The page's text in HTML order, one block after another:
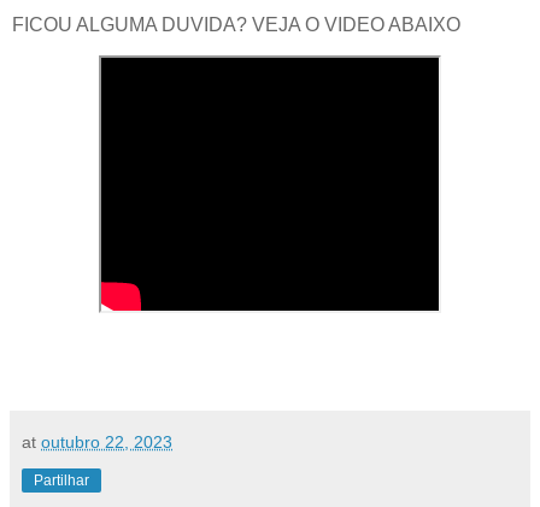
FICOU ALGUMA DUVIDA? VEJA O VIDEO ABAIXO
at outubro 22, 2023
Partilhar